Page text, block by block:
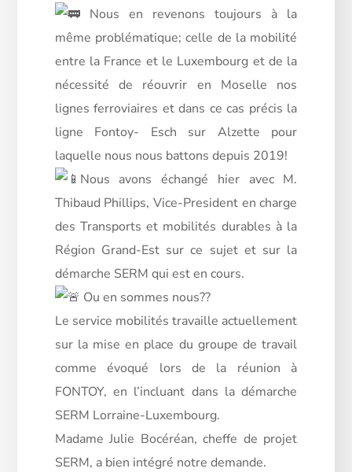
Nous en revenons toujours à la
même problématique; celle de la mobilité
entre la France et le Luxembourg et de la
nécessité de réouvrir en Moselle nos
lignes ferroviaires et dans ce cas précis la
ligne Fontoy- Esch sur Alzette pour
laquelle nous nous battons depuis 2019!
Nous avons échangé hier avec M.
Thibaud Phillips, Vice-President en charge
des Transports et mobilités durables à la
Région Grand-Est sur ce sujet et sur la
démarche SERM qui est en cours.
Ou en sommes nous??
Le service mobilités travaille actuellement
sur la mise en place du groupe de travail
comme évoqué lors de la réunion à
FONTOY, en l’incluant dans la démarche
SERM Lorraine-Luxembourg.
Madame Julie Bocéréan, cheffe de projet
SERM, a bien intégré notre demande.